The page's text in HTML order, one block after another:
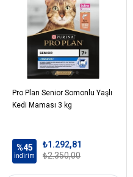
Pro Plan Senior Somonlu Yaşlı
Kedi Maması 3 kg
%45
İndirim
₺1.292,81
₺2.350,00